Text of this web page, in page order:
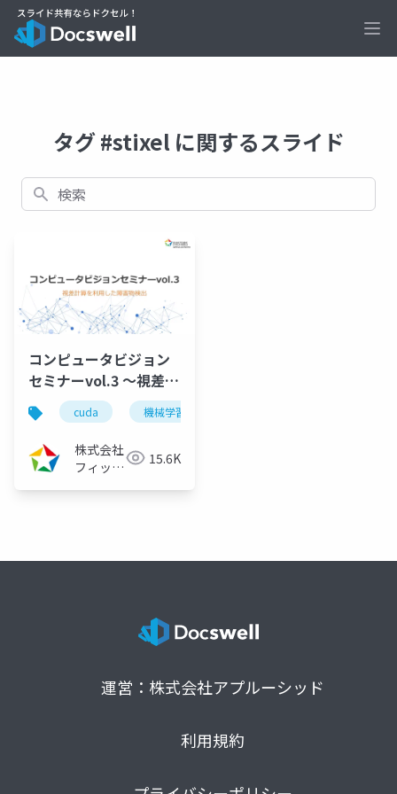
タグ #stixel に関するスライド
検索
コンピュータビジョン
セミナーvol.3 ～視差計
算を利用した障害物検
出～（2023/10/27）
cuda 機械学習
株式会社
フィック
15.6K
運営：株式会社アプルーシッド
利用規約